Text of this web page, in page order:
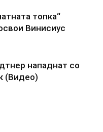
топка“
Винисиус
нападнат со
(Видео)